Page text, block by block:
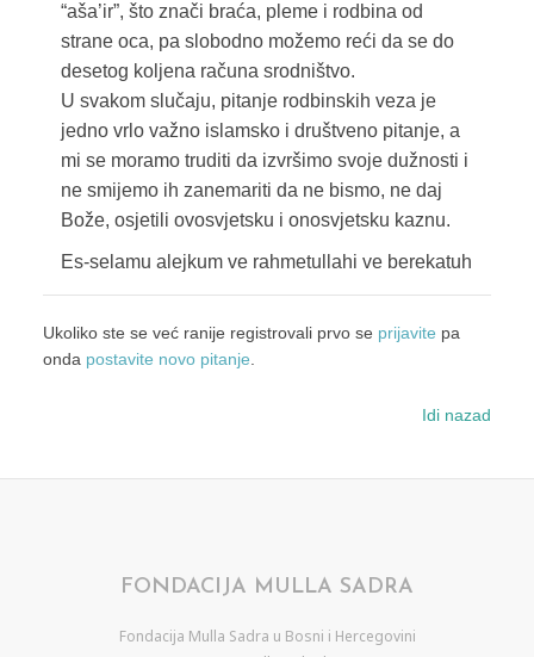
“aša’ir”, što znači braća, pleme i rodbina od
strane oca, pa slobodno možemo reći da se do
desetog koljena računa srodništvo.
U svakom slučaju, pitanje rodbinskih veza je
jedno vrlo važno islamsko i društveno pitanje, a
mi se moramo truditi da izvršimo svoje dužnosti i
ne smijemo ih zanemariti da ne bismo, ne daj
Bože, osjetili ovosvjetsku i onosvjetsku kaznu.
Es-selamu alejkum ve rahmetullahi ve berekatuh
Ukoliko ste se već ranije registrovali prvo se prijavite pa
onda postavite novo pitanje.
Idi nazad
FONDACIJA MULLA SADRA
Fondacija Mulla Sadra u Bosni i Hercegovini